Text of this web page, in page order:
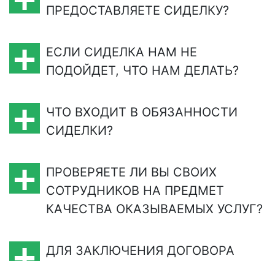
ПРЕДОСТАВЛЯЕТЕ СИДЕЛКУ?
ЕСЛИ СИДЕЛКА НАМ НЕ
ПОДОЙДЕТ, ЧТО НАМ ДЕЛАТЬ?
ЧТО ВХОДИТ В ОБЯЗАННОСТИ
СИДЕЛКИ?
ПРОВЕРЯЕТЕ ЛИ ВЫ СВОИХ
СОТРУДНИКОВ НА ПРЕДМЕТ
КАЧЕСТВА ОКАЗЫВАЕМЫХ УСЛУГ?
ДЛЯ ЗАКЛЮЧЕНИЯ ДОГОВОРА